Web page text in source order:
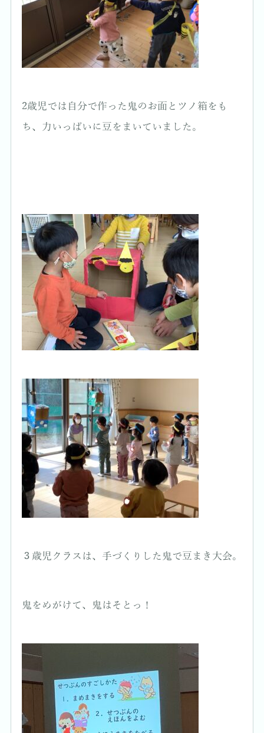
2歳児では自分で作った鬼のお面とツノ箱をも
ち、力いっぱいに豆をまいていました。
３歳児クラスは、手づくりした鬼で豆まき大会。
鬼をめがけて、鬼はそとっ！